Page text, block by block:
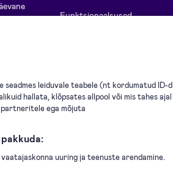
Funktsionaalsused
Ühilduvus
leiduvale teabele (nt kordumatud ID-d
hallata, klõpsates allpool või mis tahes ajal
ega mõjuta
uuring ja teenuste arendamine.